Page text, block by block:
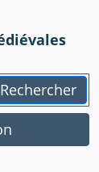
Rechercher